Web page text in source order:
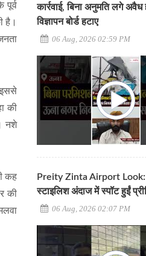
पूर्व
है।
इससे
की
नशे
कह
की
कार्रवाई, बिना अनुमति लगे अवैध
विज्ञापन बोर्ड हटाए
06 Aug, 2026 02:59 PM
Preity Zinta Airport Look:
स्टाइलिश अंदाज में स्पॉट हुईं
06 Aug, 2026 02:07 PM